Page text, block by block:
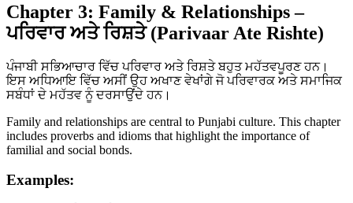
Chapter 3: Family & Relationships –
ਪਰਿਵਾਰ ਅਤੇ ਰਿਸ਼ਤੇ (Parivaar Ate Rishte)
ਪੰਜਾਬੀ ਸਭਿਆਚਾਰ ਵਿੱਚ ਪਰਿਵਾਰ ਅਤੇ ਰਿਸ਼ਤੇ ਬਹੁਤ ਮਹੱਤਵਪੂਰਣ ਹਨ।
ਇਸ ਅਧਿਆਇ ਵਿੱਚ ਅਸੀਂ ਉਹ ਅਖਾਣ ਵੇਖਾਂਗੇ ਜੋ ਪਰਿਵਾਰਕ ਅਤੇ ਸਮਾਜਿਕ
ਸਬੰਧਾਂ ਦੇ ਮਹੱਤਵ ਨੂੰ ਦਰਸਾਉਂਦੇ ਹਨ।
Family and relationships are central to Punjabi culture. This chapter
includes proverbs and idioms that highlight the importance of
familial and social bonds.
Examples: